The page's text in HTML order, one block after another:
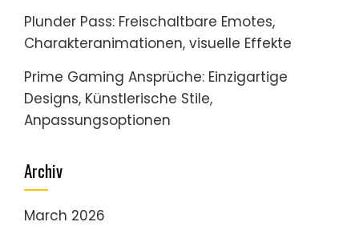
Plunder Pass: Freischaltbare Emotes,
Charakteranimationen, visuelle Effekte
Prime Gaming Ansprüche: Einzigartige
Designs, Künstlerische Stile,
Anpassungsoptionen
Archiv
March 2026